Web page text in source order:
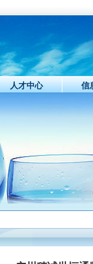
人才中心 信